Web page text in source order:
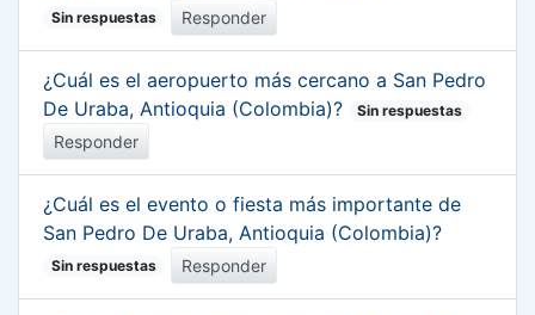
Sin respuestas Responder
¿Cuál es el aeropuerto más cercano a San Pedro
De Uraba, Antioquia (Colombia)?
Sin respuestas
Responder
¿Cuál es el evento o fiesta más importante de
San Pedro De Uraba, Antioquia (Colombia)?
Sin respuestas Responder